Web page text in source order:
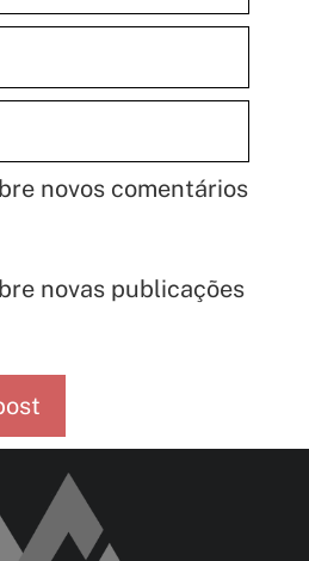
novos comentários
novas publicações